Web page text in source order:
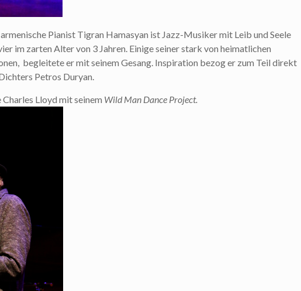
Pianist Tigran Hamasyan ist Jazz-Musiker mit Leib und Seele
im zarten Alter von 3 Jahren. Einige seiner stark von heimatlichen
begleitete er mit seinem Gesang. Inspiration bezog er zum Teil direkt
Petros Duryan.
Lloyd mit seinem Wild Man Dance Project.